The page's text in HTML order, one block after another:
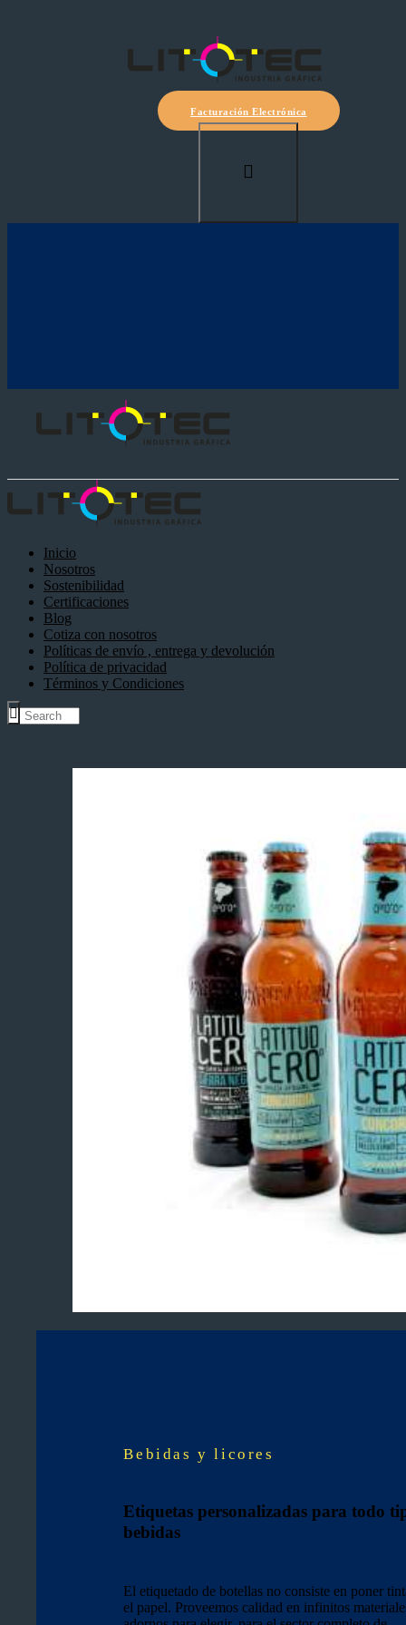
Facturación Electrónica
Inicio
Nosotros
Sostenibilidad
Certificaciones
Blog
Cotiza con nosotros
Políticas de envío , entrega y devolución
Política de privacidad
Términos y Condiciones
Bebidas y licores
Etiquetas personalizadas para todo
bebidas
El etiquetado de botellas no consiste en poner
el papel. Proveemos calidad en infinitos